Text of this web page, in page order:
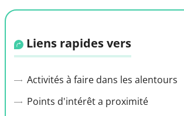
Liens rapides vers
Activités à faire dans les alentours
Points d'intérêt a proximité